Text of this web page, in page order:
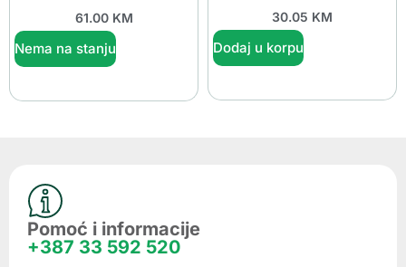
61.00 KM
Nema na stanju
30.05 KM
Dodaj u korpu
Pomoć i informacije
+387 33 592 520